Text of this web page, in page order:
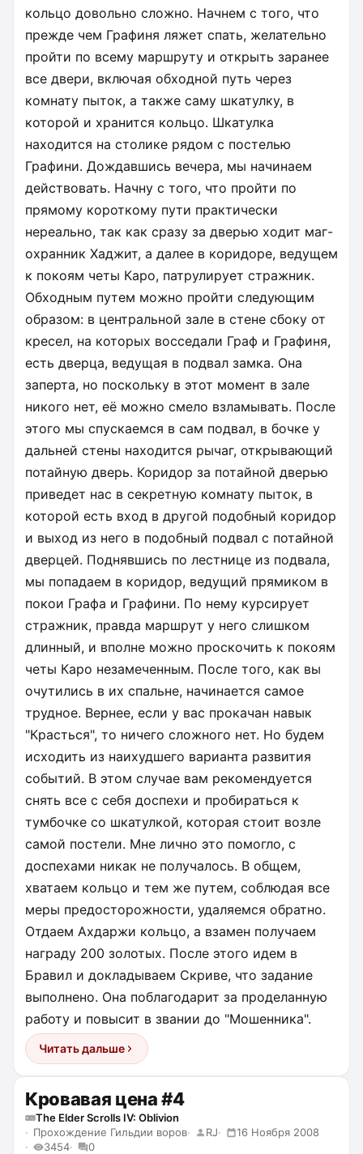
кольцо довольно сложно. Начнем с того, что
прежде чем Графиня ляжет спать, желательно
пройти по всему маршруту и открыть заранее
все двери, включая обходной путь через
комнату пыток, а также саму шкатулку, в
которой и хранится кольцо. Шкатулка
находится на столике рядом с постелью
Графини. Дождавшись вечера, мы начинаем
действовать. Начну с того, что пройти по
прямому короткому пути практически
нереально, так как сразу за дверью ходит маг-
охранник Хаджит, а далее в коридоре, ведущем
к покоям четы Каро, патрулирует стражник.
Обходным путем можно пройти следующим
образом: в центральной зале в стене сбоку от
кресел, на которых восседали Граф и Графиня,
есть дверца, ведущая в подвал замка. Она
заперта, но поскольку в этот момент в зале
никого нет, её можно смело взламывать. После
этого мы спускаемся в сам подвал, в бочке у
дальней стены находится рычаг, открывающий
потайную дверь. Коридор за потайной дверью
приведет нас в секретную комнату пыток, в
которой есть вход в другой подобный коридор
и выход из него в подобный подвал с потайной
дверцей. Поднявшись по лестнице из подвала,
мы попадаем в коридор, ведущий прямиком в
покои Графа и Графини. По нему курсирует
стражник, правда маршрут у него слишком
длинный, и вполне можно проскочить к покоям
четы Каро незамеченным. После того, как вы
очутились в их спальне, начинается самое
трудное. Вернее, если у вас прокачан навык
"Красться", то ничего сложного нет. Но будем
исходить из наихудшего варианта развития
событий. В этом случае вам рекомендуется
снять все с себя доспехи и пробираться к
тумбочке со шкатулкой, которая стоит возле
самой постели. Мне лично это помогло, с
доспехами никак не получалось. В общем,
хватаем кольцо и тем же путем, соблюдая все
меры предосторожности, удаляемся обратно.
Отдаем Ахдаржи кольцо, а взамен получаем
награду 200 золотых. После этого идем в
Бравил и докладываем Скриве, что задание
выполнено. Она поблагодарит за проделанную
работу и повысит в звании до "Мошенника".
Читать дальше
Кровавая цена #4
The Elder Scrolls IV: Oblivion
Прохождение Гильдии воров
RJ
16 Ноября 2008
3454
0